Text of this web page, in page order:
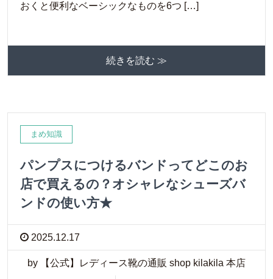
おくと便利なベーシックなものを6つ […]
続きを読む ≫
まめ知識
パンプスにつけるバンドってどこのお
店で買えるの？オシャレなシューズバ
ンドの使い方★
2025.12.17
by 【公式】レディース靴の通販 shop kilakila 本店